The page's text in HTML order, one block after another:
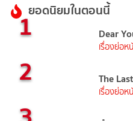
ยอดนิยมในตอนนี้
1 Dear
เรื่องย่อห
2 The
เรื่องย่อห